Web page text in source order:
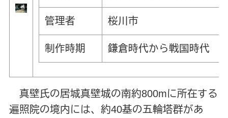
管理者 桜川市
制作時期 鎌倉時代から戦国時代
真壁氏の居城真壁城の南約800mに所在する
遍照院の境内には、約40基の五輪塔群があ